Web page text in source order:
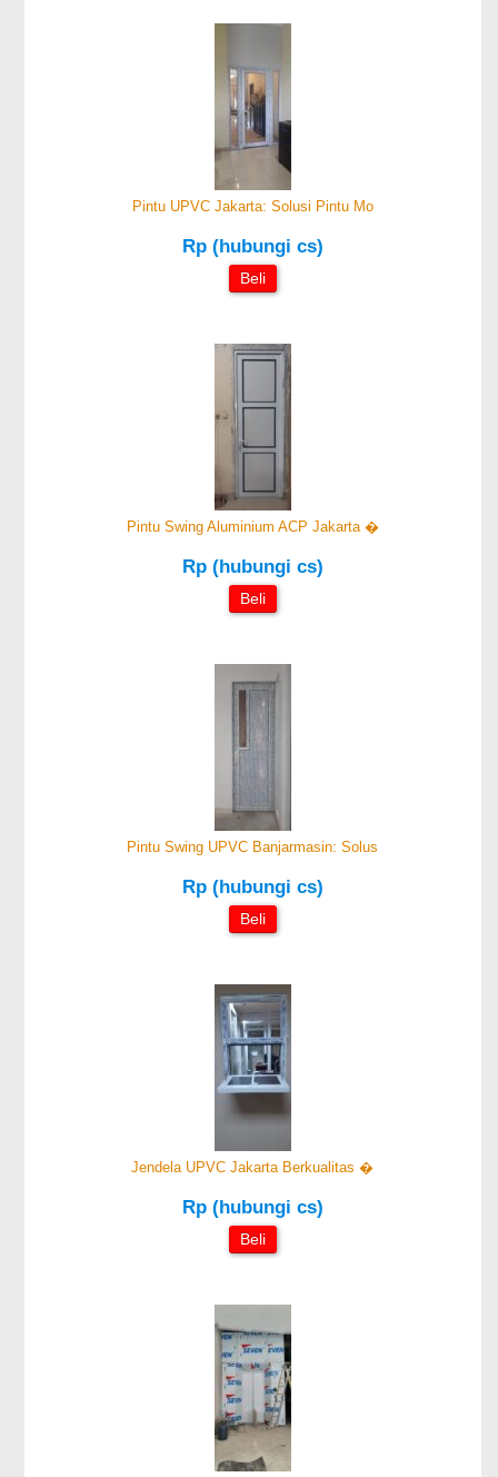
Pintu UPVC Jakarta: Solusi Pintu Mo
Rp (hubungi cs)
Beli
Pintu Swing Aluminium ACP Jakarta �
Rp (hubungi cs)
Beli
Pintu Swing UPVC Banjarmasin: Solus
Rp (hubungi cs)
Beli
Jendela UPVC Jakarta Berkualitas �
Rp (hubungi cs)
Beli